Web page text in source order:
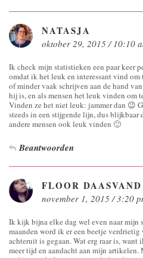
NATASJA
oktober 29, 2015 / 10:10
Ik check mijn statistieken een paar keer
omdat ik het leuk en interessant vind
of minder vaak schrijven aan de hand
hij is, en als mensen het leuk vinden
Vinden ze het niet leuk: jammer dan 😉
steeds in een stijgende lijn, dus blijkbaar
andere mensen ook leuk vinden 🙂
Beantwoorden
FLOOR DAASVAND
november 1, 2015 / 3:20
Ik kijk bijna elke dag wel even naar mijn
maanden word ik er een beetje verdrietig
achteruit is gegaan. Wat erg raar is,
meer tijd en aandacht aan mijn